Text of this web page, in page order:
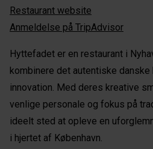
Restaurant website
Anmeldelse på TripAdvisor
Hyttefadet er en restaurant i
kombinere det autentiske
innovation. Med deres kreative
venlige personale og fokus på
ideelt sted at opleve en
i hjertet af København.